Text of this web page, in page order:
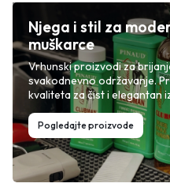
Njega i stil za
muškarce
Vrhunski proizvodi za
svakodnevno održavanje.
kvaliteta za čist i elegantan
Pogledajte proizvode